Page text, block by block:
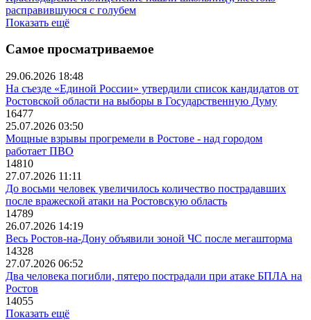
расправившуюся с голубем
Показать ещё
Самое просматриваемое
29.06.2026 18:48
На съезде «Единой России» утвердили список кандидатов от
Ростовской области на выборы в Государственную Думу
16477
25.07.2026 03:50
Мощные взрывы прогремели в Ростове - над городом
работает ПВО
14810
27.07.2026 11:11
До восьми человек увеличилось количество пострадавших
после вражеской атаки на Ростовскую область
14789
26.07.2026 14:19
Весь Ростов-на-Дону объявили зоной ЧС после мегашторма
14328
27.07.2026 06:52
Два человека погибли, пятеро пострадали при атаке БПЛА на
Ростов
14055
Показать ещё